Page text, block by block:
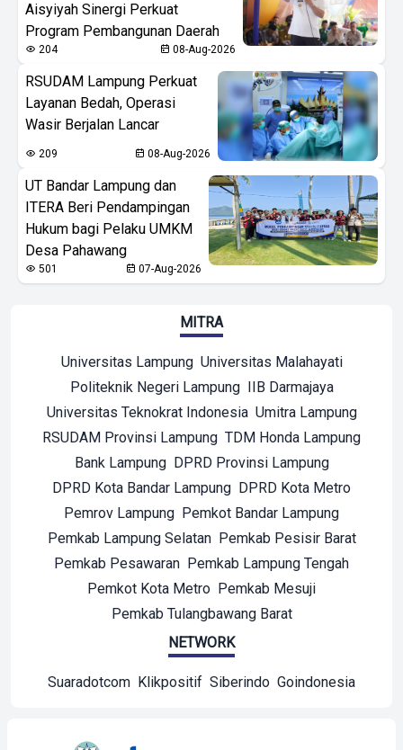
Aisyiyah Sinergi Perkuat
Program Pembangunan Daerah
204 08-Aug-2026
RSUDAM Lampung Perkuat
Layanan Bedah, Operasi
Wasir Berjalan Lancar
209 08-Aug-2026
UT Bandar Lampung dan
ITERA Beri Pendampingan
Hukum bagi Pelaku UMKM
Desa Pahawang
501 07-Aug-2026
MITRA
Universitas Lampung Universitas Malahayati
Politeknik Negeri Lampung
IIB Darmajaya
Universitas Teknokrat Indonesia Umitra Lampung
RSUDAM Provinsi Lampung TDM Honda Lampung
Bank Lampung
DPRD Provinsi Lampung
DPRD Kota Bandar Lampung DPRD Kota Metro
Pemrov Lampung Pemkot Bandar Lampung
Pemkab Lampung Selatan
Pemkab Pesisir Barat
Pemkab Pesawaran Pemkab Lampung Tengah
Pemkot Kota Metro Pemkab Mesuji
Pemkab Tulangbawang Barat
NETWORK
Suaradotcom Klikpositif Siberindo Goindonesia